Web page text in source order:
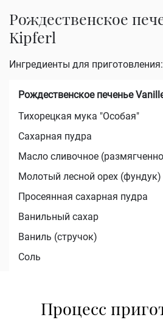
Рождественское
Kipferl
Ингредиенты для приготовления:
Рождественское печенье
Тихорецкая мука "Особая"
Сахарная пудра
Масло сливочное
Молотый лесной орех (фундук)
Просеянная сахарная пудра
Ванильный сахар
Ваниль (стручок)
Соль
Процесс